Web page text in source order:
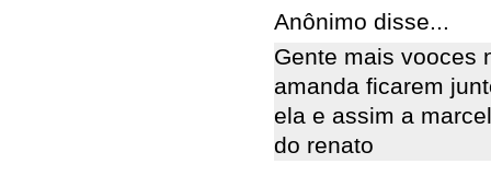
Anônimo disse...
Gente mais vooces
amanda ficarem
ela e assim a
do renato